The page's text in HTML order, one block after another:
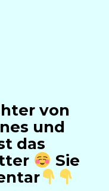
von
und
das
Sie